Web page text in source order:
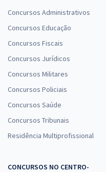
Concursos Administrativos
Concursos Educação
Concursos Fiscais
Concursos Jurídicos
Concursos Militares
Concursos Policiais
Concursos Saúde
Concursos Tribunais
Residência Multiprofissional
CONCURSOS NO CENTRO-